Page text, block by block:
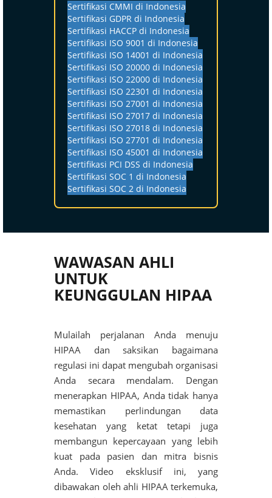
Sertifikasi CMMI di Indonesia
Sertifikasi GDPR di Indonesia
Sertifikasi HACCP di Indonesia
Sertifikasi ISO 9001 di Indonesia
Sertifikasi ISO 14001 di Indonesia
Sertifikasi ISO 20000 di Indonesia
Sertifikasi ISO 22000 di Indonesia
Sertifikasi ISO 22301 di Indonesia
Sertifikasi ISO 27001 di Indonesia
Sertifikasi ISO 27017 di Indonesia
Sertifikasi ISO 27018 di Indonesia
Sertifikasi ISO 27701 di Indonesia
Sertifikasi ISO 45001 di Indonesia
Sertifikasi PCI DSS di Indonesia
Sertifikasi SOC 1 di Indonesia
Sertifikasi SOC 2 di Indonesia
WAWASAN AHLI
UNTUK
KEUNGGULAN HIPAA
Mulailah perjalanan Anda menuju
HIPAA dan saksikan bagaimana
regulasi ini dapat mengubah organisasi
Anda secara mendalam. Dengan
menerapkan HIPAA, Anda tidak hanya
memastikan perlindungan data
kesehatan yang ketat tetapi juga
membangun kepercayaan yang lebih
kuat pada pasien dan mitra bisnis
Anda. Video eksklusif ini, yang
dibawakan oleh ahli HIPAA terkemuka,